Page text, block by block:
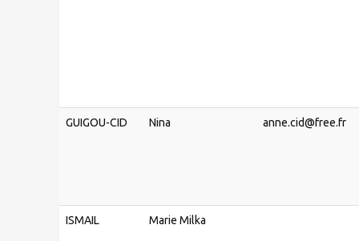
GUIGOU-CID Nina anne.cid@free.fr
ISMAIL Marie Milka